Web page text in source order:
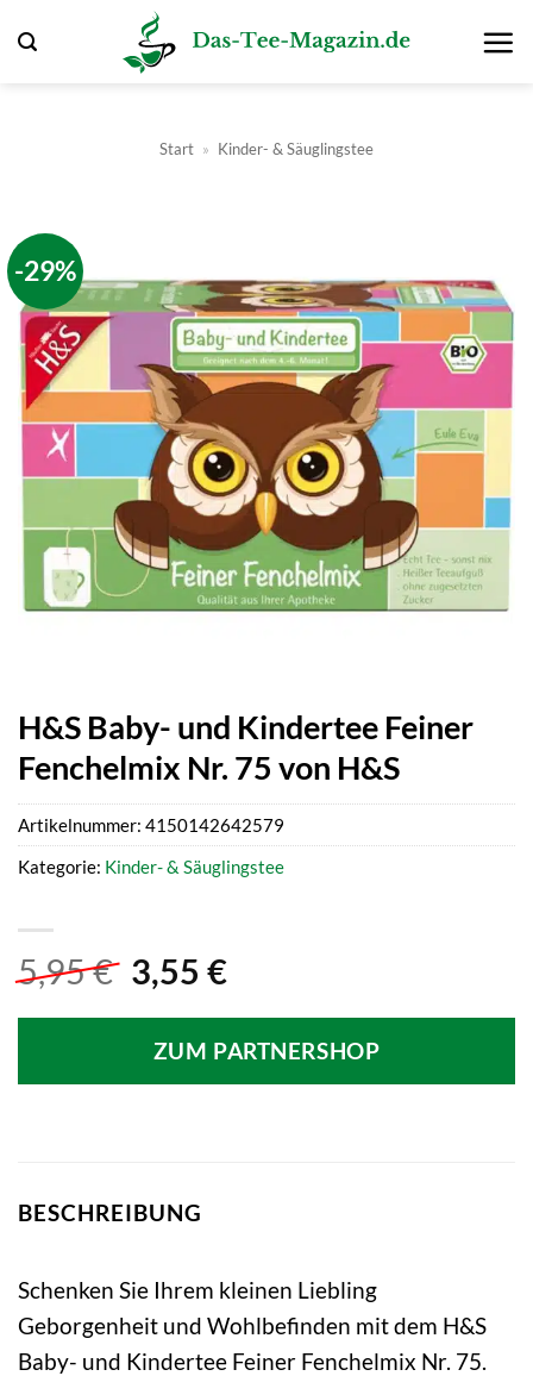
Inhalt
Start » Kinder- & Säuglingstee
-29%
H&S Baby- und Kindertee Feiner
Fenchelmix Nr. 75 von H&S
5,95€ Ursprünglicher
war:
5,95 €
3,55 €Aktueller
ist:
3,55 €.
ZUM PARTNERSHOP
Artikelnummer: 4150142642579
Kategorie: Kinder- & Säuglingstee
BESCHREIBUNG
Schenken Sie Ihrem kleinen Liebling
Geborgenheit und Wohlbefinden mit dem H&S
Baby- und Kindertee Feiner Fenchelmix Nr. 75.